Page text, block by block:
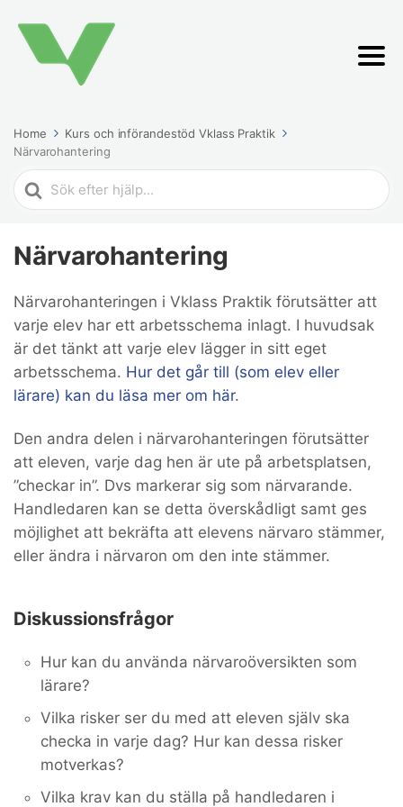
Home
Kurs och införandestöd Vklass Praktik
Närvarohantering
Search
For
Närvarohantering
Närvarohanteringen i Vklass Praktik förutsätter att
varje elev har ett arbetsschema inlagt. I huvudsak
är det tänkt att varje elev lägger in sitt eget
arbetsschema. Hur det går till (som elev eller
lärare) kan du läsa mer om här.
Den andra delen i närvarohanteringen förutsätter
att eleven, varje dag hen är ute på arbetsplatsen,
”checkar in”. Dvs markerar sig som närvarande.
Handledaren kan se detta överskådligt samt ges
möjlighet att bekräfta att elevens närvaro stämmer,
eller ändra i närvaron om den inte stämmer.
Diskussionsfrågor
Hur kan du använda närvaroöversikten som
lärare?
Vilka risker ser du med att eleven själv ska
checka in varje dag? Hur kan dessa risker
motverkas?
Vilka krav kan du ställa på handledaren i